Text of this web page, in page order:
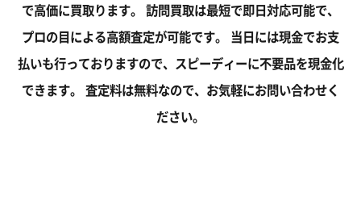
で高価に買取ります。 訪問買取は最短で即日対応可能で、
プロの目による高額査定が可能です。
当日には現金でお支
払いも行っておりますので、スピーディーに不要品を現金化
できます。 査定料は無料なので、お気軽にお問い合わせく
ださい。